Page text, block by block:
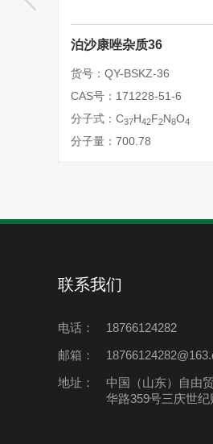
泊沙康唑杂质36
货号：QY-BSKZ-36
CAS号：171228-51-6
分子式：C37H42F2N8O4
分子量：700.78
联系我们
电话：
18766124282
邮箱：
地址：
中国（山东）自由
华路359号三庆世